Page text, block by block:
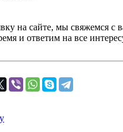
на сайте, мы свяжемся с
и ответим на все